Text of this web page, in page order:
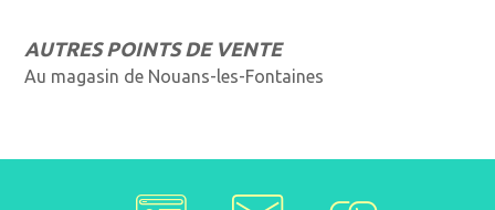
AUTRES POINTS DE VENTE
Au magasin de Nouans-les-Fontaines